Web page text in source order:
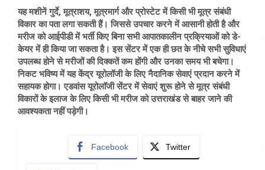
यह मशीनें गुर्दे, मूत्राशय, मूत्रमार्ग और प्रोस्टेट में किसी भी मूत्र संबंधी
विकार का पता लगा सकती हैं। जिससे उपचार करने में आसानी होती है और
मरीज को आईपीडी में भर्ती किए बिना सभी आपातकालीन प्रक्रियाओं को डे-
केयर में ही किया जा सकता है। इस सेंटर में एक ही छत के नीचे सभी सुविधाएं
उपलब्ध होने से मरीजों की दिक्कतें कम होंगी और उनका समय भी बचेगा।
निकट भविष्य में यह केंद्र यूरोलॉजी के लिए नैदानिक सेवाएं प्रदान करने में
सहायक होगा। एडवांस यूरोलाॅजी सेंटर में सेवाएं शुरू होने से मूत्र संबंधी
विकारों के इलाज के लिए किसी भी मरीज को उत्तराखंड से बाहर जाने की
आवश्यकता नहीं पड़ेगी।
Facebook Twitter